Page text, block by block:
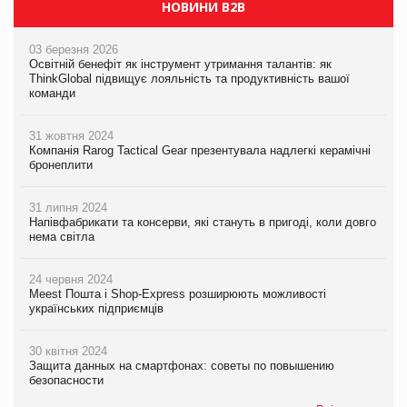
НОВИНИ B2B
03 березня 2026
Освітній бенефіт як інструмент утримання талантів: як
ThinkGlobal підвищує лояльність та продуктивність вашої
команди
31 жовтня 2024
Компанія Rarog Tactical Gear презентувала надлегкі керамічні
бронеплити
31 липня 2024
Напівфабрикати та консерви, які стануть в пригоді, коли довго
нема світла
24 червня 2024
Meest Пошта і Shop-Express розширюють можливості
українських підприємців
30 квітня 2024
Защита данных на смартфонах: советы по повышению
безопасности